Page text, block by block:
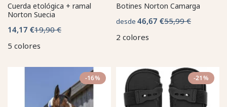
Cuerda etológica + ramal
Norton Suecia
14,17 €19,90 €
5 colores
Botines Norton Camarga
desde 46,67 €55,99 €
2 colores
-16% -21%